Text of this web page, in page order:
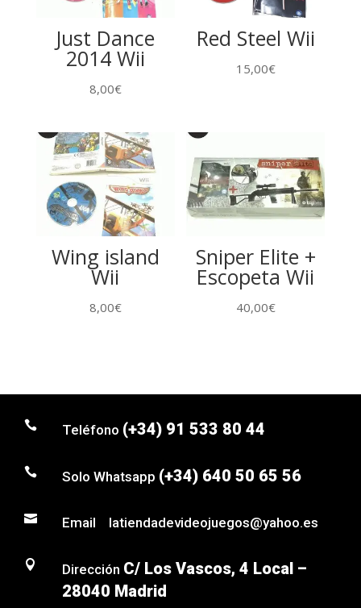
Just Dance
2014 Wii
8,00€
Red Steel Wii
15,00€
Wing island
Wii
8,00€
Sniper Elite +
Escopeta Wii
40,00€
 Teléfono (+34) 91 533 80 44
 Solo Whatsapp (+34) 640 50 65 56
 Email latiendadevideojuegos@yahoo.es
 Dirección C/ Los Vascos, 4 Local –
28040 Madrid